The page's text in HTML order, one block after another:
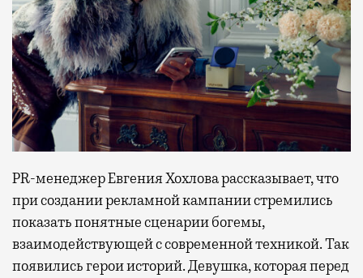
PR-менеджер Евгения Хохлова рассказывает, что
при создании рекламной кампании стремились
показать понятные сценарии богемы,
взаимодействующей с современной техникой. Так
появились герои историй. Девушка, которая перед